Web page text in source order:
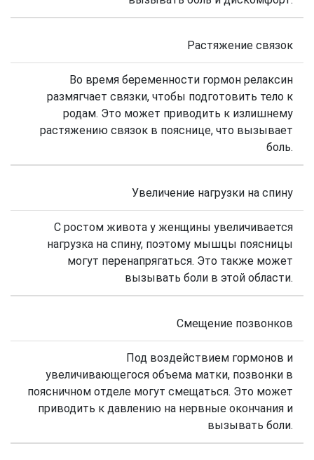
Растяжение связок
Во время беременности гормон релаксин
размягчает связки, чтобы подготовить тело к
родам. Это может приводить к излишнему
растяжению связок в пояснице, что вызывает
боль.
Увеличение нагрузки на спину
С ростом живота у женщины увеличивается
нагрузка на спину, поэтому мышцы поясницы
могут перенапрягаться. Это также может
вызывать боли в этой области.
Смещение позвонков
Под воздействием гормонов и
увеличивающегося объема матки, позвонки в
поясничном отделе могут смещаться. Это может
приводить к давлению на нервные окончания и
вызывать боли.